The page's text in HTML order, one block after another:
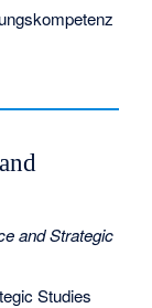
and Strategic
Studies